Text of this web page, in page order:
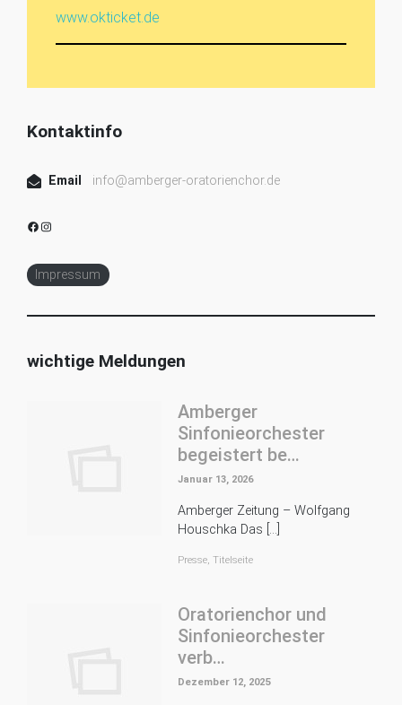
www.okticket.de
Kontaktinfo
Email info@amberger-oratorienchor.de
Facebook
Instagram
Impressum
wichtige Meldungen
Amberger
Sinfonieorchester
begeistert be…
Januar 13, 2026
Amberger Zeitung – Wolfgang
Houschka Das […]
Presse, Titelseite
Oratorienchor und
Sinfonieorchester
verb…
Dezember 12, 2025